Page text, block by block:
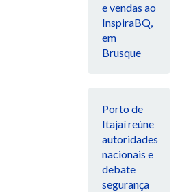
e vendas ao
InspiraBQ,
em
Brusque
Porto de
Itajaí reúne
autoridades
nacionais e
debate
segurança